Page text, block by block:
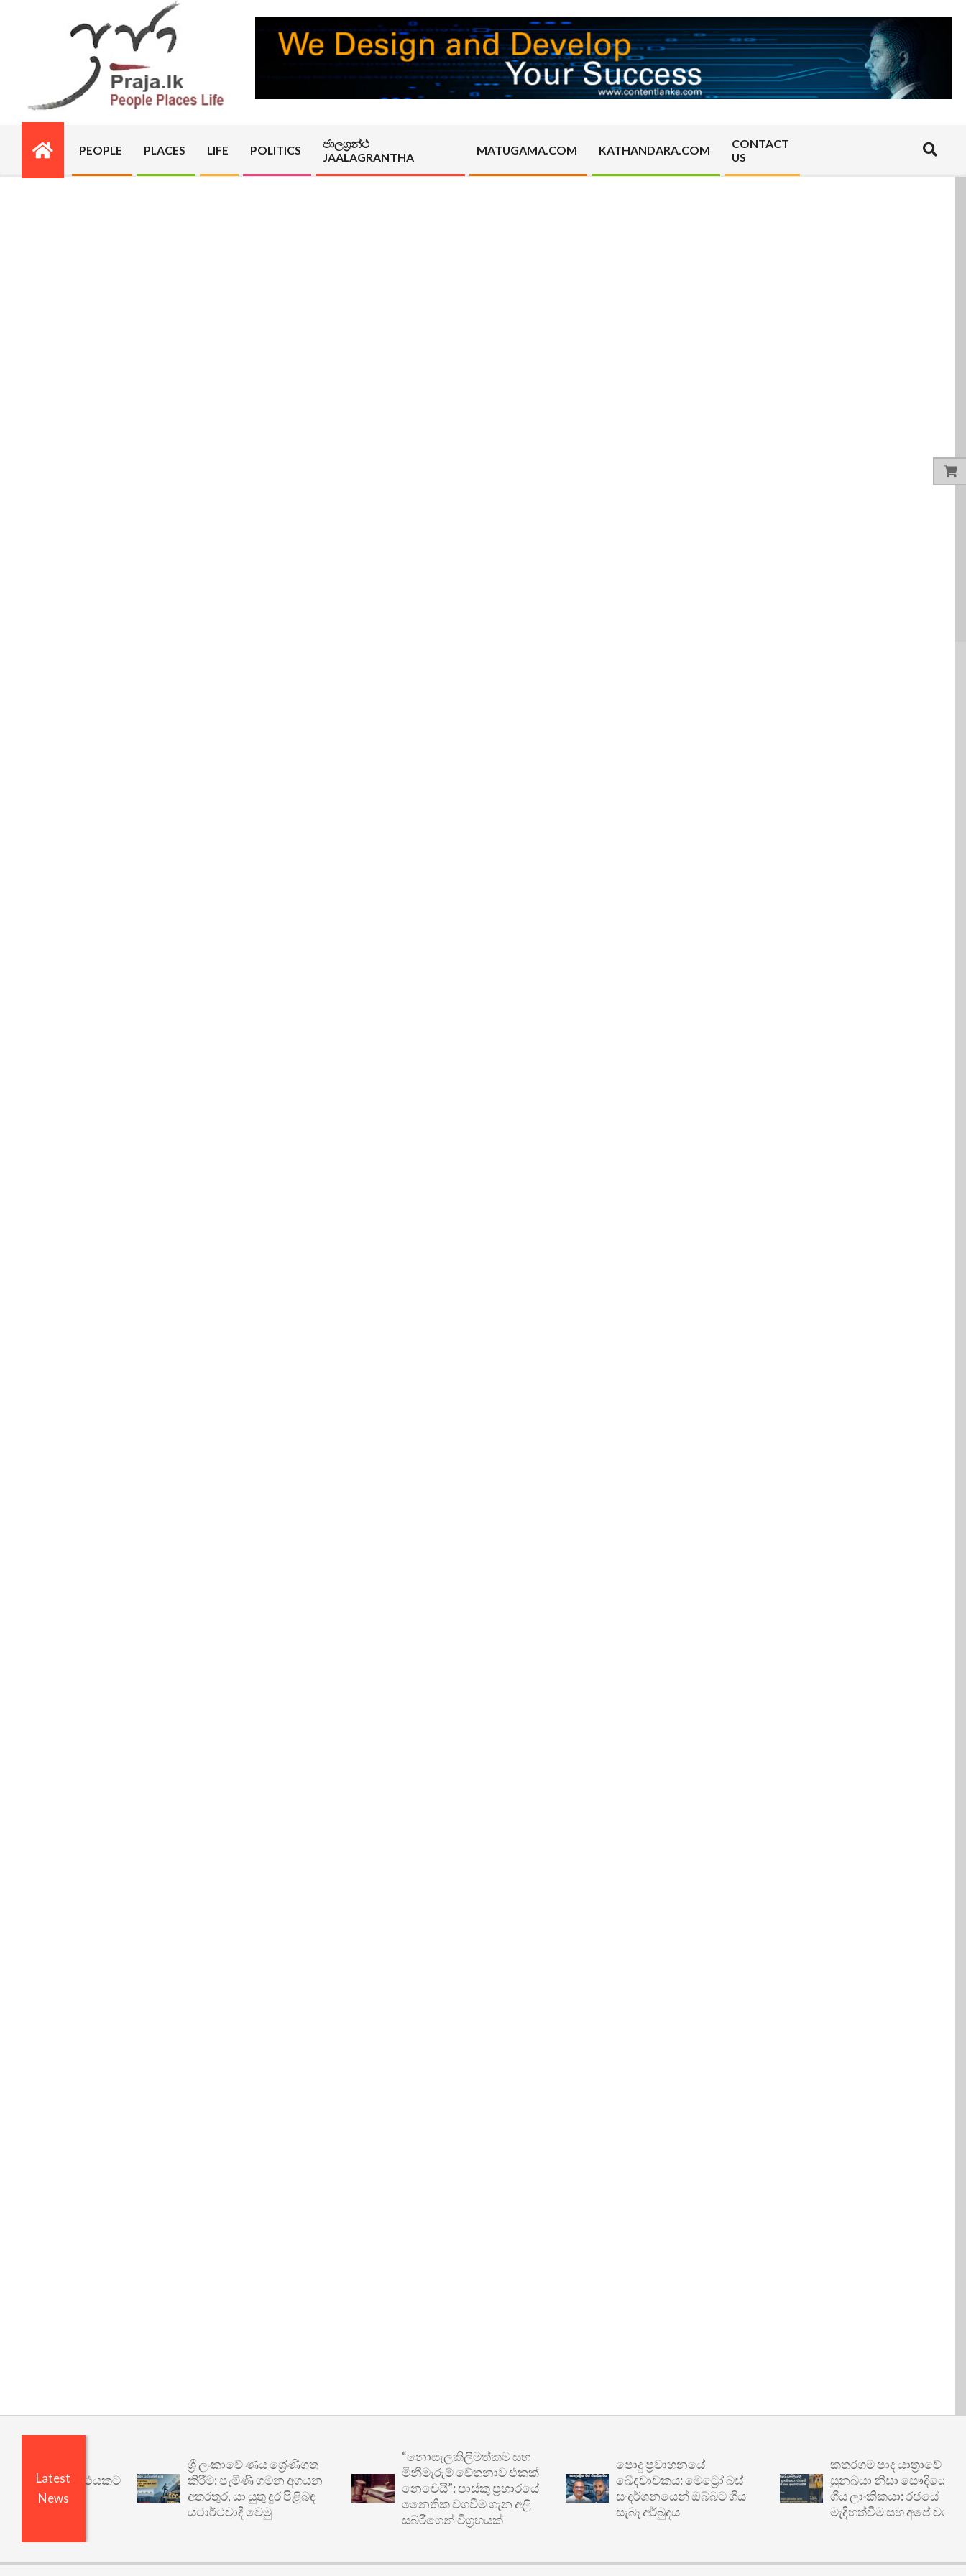
PRAJA.LK
Primary
Navigation
PEOPLE PLACES LIFE POLITICS
ජාලග්‍රන්ථ
JAALAGRANTHA
MATUGAMA.COM KATHANDARA.COM
CONTACT
US
Search
Latest
News
යථාර්ථයකට
ශ්‍රී ලංකාවේ ණය ශ්‍රේණිගත
කිරීම: පැමිණි ගමන අගයන
අතරතුර, යා යුතු දුර පිළිබඳ
යථාර්ථවාදී වෙමු
“නොසැලකිලිමත්කම සහ
මිනීමැරුම් චේතනාව එකක්
නෙවෙයි”: පාස්කු ප්‍රහාරයේ
නෛතික වගවීම ගැන අලි
සබ්රිගෙන් විග්‍රහයක්
පොදු ප්‍රවාහනයේ
ඛේදවාචකය: මෙට්‍රෝ බස්
සංදර්ශනයෙන් ඔබ්බට ගිය
සැබෑ අර්බුදය
කතරගම පාද යාත්‍රාවේ
සුනඛයා නිසා සෞදියේදී හිරේ
ගිය ලාංකිකයා: රජයේ
මැදිහත්වීම සහ අපේ වගකීම